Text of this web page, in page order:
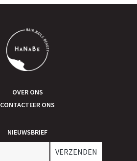
OVER ONS
CONTACTEER ONS
NIEUWSBRIEF
VERZENDEN